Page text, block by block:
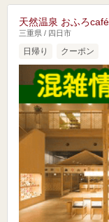
天然温泉 おふろ
三重県 / 四日市
日帰り クーポン